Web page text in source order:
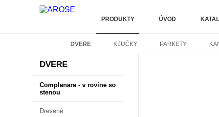
PRODUKTY ÚVOD
DVERE KĽUČKY PARKETY
DVERE
Complanare - v rovine so
stenou
Drevené